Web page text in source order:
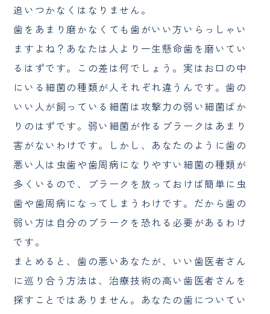
追いつかなくはなりません。
歯をあまり磨かなくても歯がいい方いらっしゃい
ますよね？あなたは人より一生懸命歯を磨いてい
るはずです。この差は何でしょう。実はお口の中
にいる細菌の種類が人それぞれ違うんです。歯の
いい人が飼っている細菌は攻撃力の弱い細菌ばか
りのはずです。弱い細菌が作るプラークはあまり
害がないわけです。しかし、あなたのように歯の
悪い人は虫歯や歯周病になりやすい細菌の種類が
多くいるので、プラークを放っておけば簡単に虫
歯や歯周病になってしまうわけです。だから歯の
弱い方は自分のプラークを恐れる必要があるわけ
です。
まとめると、歯の悪いあなたが、いい歯医者さん
に巡り合う方法は、治療技術の高い歯医者さんを
探すことではありません。あなたの歯についてい